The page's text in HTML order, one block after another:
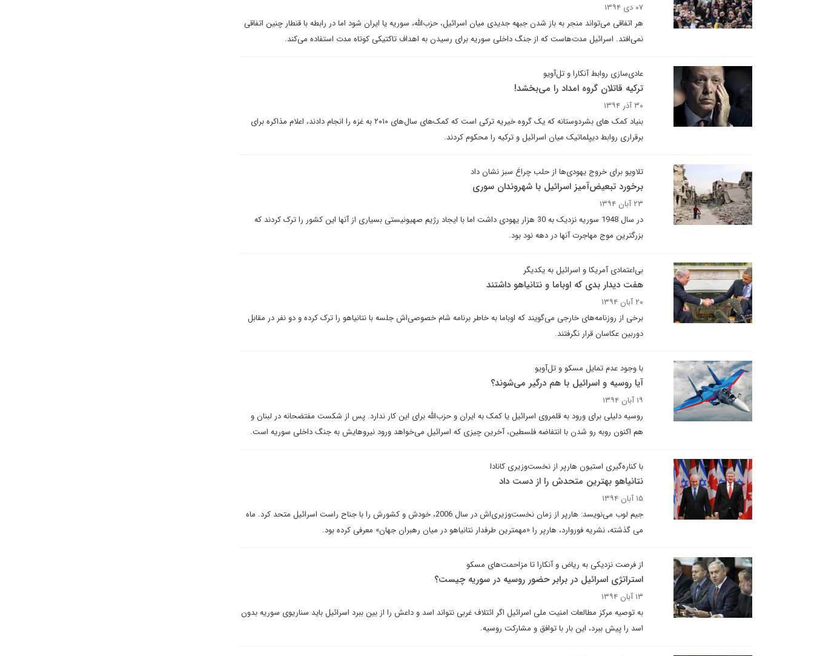
۰۷ دی ۱۳۹۴
هر اتفاقی می‌تواند منجر به باز شدن جبهه جدیدی میان اسرائیل، حزب‌الله، سوریه یا ایران شود اما در رابطه با قنطار چنین اتفاقی
نمی‌افتد. اسرائیل مدت‌هاست که از جنگ داخلی سوریه برای رسیدن به اهداف تاکتیکی کوتاه مدت استفاده می‌کند.
عادی‌سازی روابط آنکارا و تل‌آویو
ترکیه قاتلان گروه امداد را می‌بخشد!
۳۰ آذر ۱۳۹۴
بنیاد کمک های بشردوستانه که یک گروه خیریه ترکی است که کمک‌های سال‌های ۲۰۱۰ به غزه را انجام دادند، اعلام مذاکره برای
برقراری روابط دیپلماتیک میان اسرائیل و ترکیه را محکوم کردند.
تلاویو برای خروج یهودی‌ها از حلب چراغ سبز نشان داد
برخورد تبعیض‌آمیز اسرائیل با شهروندان سوری
۲۳ آبان ۱۳۹۴
در سال 1948 سوریه نزدیک به 30 هزار یهودی داشت اما با ایجاد رژیم صهیونیستی بسیاری از آنها این کشور را ترک کردند که
بزرگترین موج مهاجرت آنها در دهه نود بود.
بی‌اعتمادی آمریکا و اسرائیل به یکدیگر
هفت دیدار بدی که اوباما و نتانیاهو داشتند
۲۰ آبان ۱۳۹۴
برخی از روزنامه‌های خارجی می‌گویند که اوباما به خاطر برنامه شام خصوصی‌اش جلسه با نتانیاهو را ترک کرده و دو نفر در مقابل
دوربین عکاسان قرار نگرفتند.
با وجود عدم تمایل مسکو و تل‌آویو
آیا روسیه و اسرائیل با هم درگیر می‌شوند؟
۱۹ آبان ۱۳۹۴
روسیه دلیلی برای ورود به قلمروی اسرائیل یا کمک به ایران و حزب‌الله برای این کار ندارد. پس از شکست مفتضحانه در لبنان و
هم اکنون روبه رو شدن با انتفاضه فلسطین، آخرین چیزی که اسرائیل می‌خواهد ورود نیروهایش به جنگ داخلی سوریه است.
با کناره‌گیری استیون هارپر از نخست‌وزیری کانادا
نتانیاهو بهترین متحدش را از دست داد
۱۵ آبان ۱۳۹۴
جیم لوب می‌نویسد: هارپر از زمان نخست‌وزیری‌اش در سال 2006، خودش و کشورش را با جناح راست اسرائیل متحد کرد. ماه
می گذشته، نشریه فوروارد، هارپر را «مهمترین طرفدار نتانیاهو در میان رهبران جهان» معرفی کرده بود.
از فرصت نزدیکی به ریاض و آنکارا تا مزاحمت‌های مسکو
استراتژی اسرائیل در برابر حضور روسیه در سوریه چیست؟
۱۳ آبان ۱۳۹۴
به توصیه مرکز مطالعات امنیت ملی اسرائیل اگر ائتلاف غربی نتواند اسد و داعش را از بین ببرد اسرائیل باید سناریوی سوریه بدون
اسد را پیش ببرد، این بار با توافق و مشارکت روسیه.